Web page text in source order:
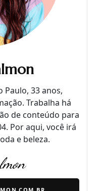
Paulo, 33 anos,
Trabalha há
de conteúdo para
Por aqui, você irá
e beleza.